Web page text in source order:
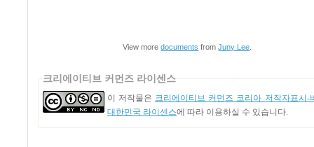
View moredocuments fromJuny Lee
크리에이티브 커먼즈 라이센스
이 저작물은 크리에이티브 커먼즈 코리아 저작자표시-
대한민국 라이센스에 따라 이용하실 수 있습니다.